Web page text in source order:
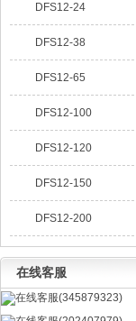
DFS12-24
DFS12-38
DFS12-65
DFS12-100
DFS12-120
DFS12-150
DFS12-200
在线客服
在线客服(345879323)